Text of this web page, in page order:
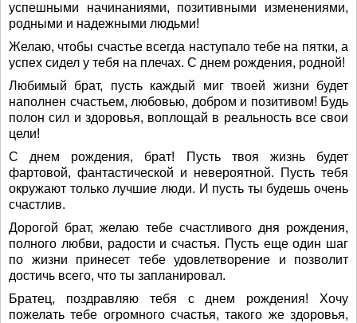
успешными начинаниями, позитивными изменениями,
родными и надежными людьми!
Желаю, чтобы счастье всегда наступало тебе на пятки, а
успех сидел у тебя на плечах. С днем рождения, родной!
Любимый брат, пусть каждый миг твоей жизни будет
наполнен счастьем, любовью, добром и позитивом! Будь
полон сил и здоровья, воплощай в реальность все свои
цели!
С днем рождения, брат! Пусть твоя жизнь будет
фартовой, фантастической и невероятной. Пусть тебя
окружают только лучшие люди. И пусть ты будешь очень
счастлив.
Дорогой брат, желаю тебе счастливого дня рождения,
полного любви, радости и счастья. Пусть еще один шаг
по жизни принесет тебе удовлетворение и позволит
достичь всего, что ты запланировал.
Братец, поздравляю тебя с днем рождения! Хочу
пожелать тебе огромного счастья, такого же здоровья,